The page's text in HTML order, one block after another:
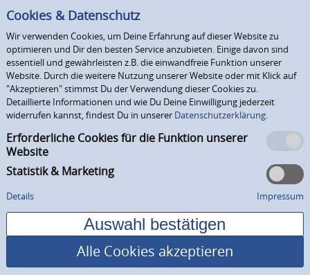
Cookies & Datenschutz
Wir verwenden Cookies, um Deine Erfahrung auf dieser Website zu
optimieren und Dir den besten Service anzubieten. Einige davon sind
essentiell und gewährleisten z.B. die einwandfreie Funktion unserer
Website. Durch die weitere Nutzung unserer Website oder mit Klick auf
"Akzeptieren" stimmst Du der Verwendung dieser Cookies zu.
Detaillierte Informationen und wie Du Deine Einwilligung jederzeit
widerrufen kannst, findest Du in unserer Datenschutzerklärung.
Erforderliche Cookies für die Funktion unserer
Website
Statistik & Marketing
Details Impressum
Alle Cookies akzeptieren